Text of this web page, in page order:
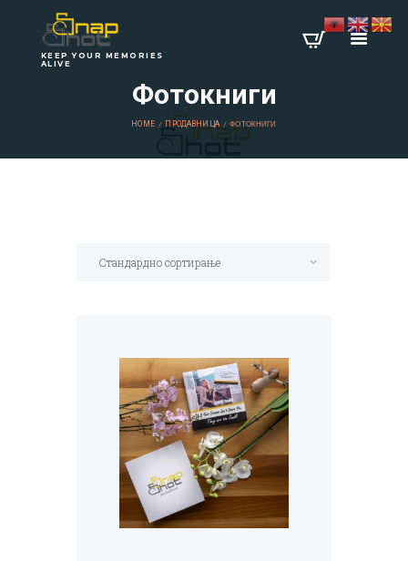
KEEP YOUR MEMORIES
ALIVE
Фотокниги
HOME ПРОДАВНИЦА ФОТОКНИГИ